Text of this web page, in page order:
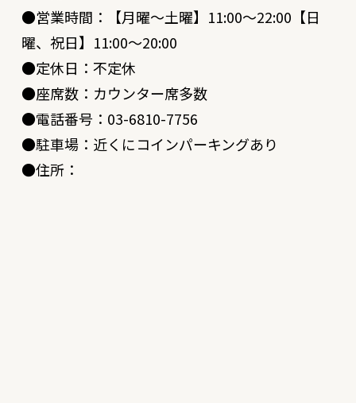
●営業時間：【月曜〜土曜】11:00～22:00【日
曜、祝日】11:00～20:00
●定休日：不定休
●座席数：カウンター席多数
●電話番号：03-6810-7756
●駐車場：近くにコインパーキングあり
●住所：